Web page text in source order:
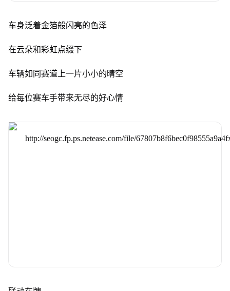
车身泛着金箔般闪亮的色泽
在云朵和彩虹点缀下
车辆如同赛道上一片小小的晴空
给每位赛车手带来无尽的好心情